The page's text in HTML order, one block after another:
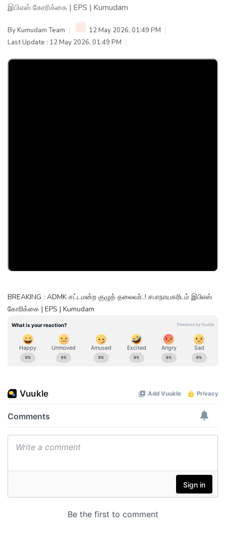
இபிஎஸ் கோரிக்கை | EPS | Kumudam
ByKumudam Team
12 May 2026, 01:49 PM
Last Update : 12 May 2026, 01:49 PM
BREAKING : ADMK சட்டமன்ற குழுத் தலைவர்..! சபாநாயகரிடம் இபிஎஸ்
கோரிக்கை | EPS | Kumudam